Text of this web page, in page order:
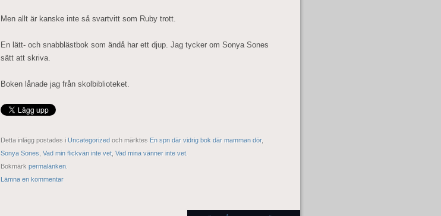
Men allt är kanske inte så svartvitt som Ruby trott.
En lätt- och snabblästbok som ändå har ett djup. Jag tycker om Sonya Sones
sätt att skriva.
Boken lånade jag från skolbiblioteket.
Detta inlägg postades i Uncategorized och märktes En spn där vidrig bok där mamman dör,
Sonya Sones Vad min flickvän inte vet Vad mina vänner inte vet
Bokmärk permalänken
Lämna en kommentar